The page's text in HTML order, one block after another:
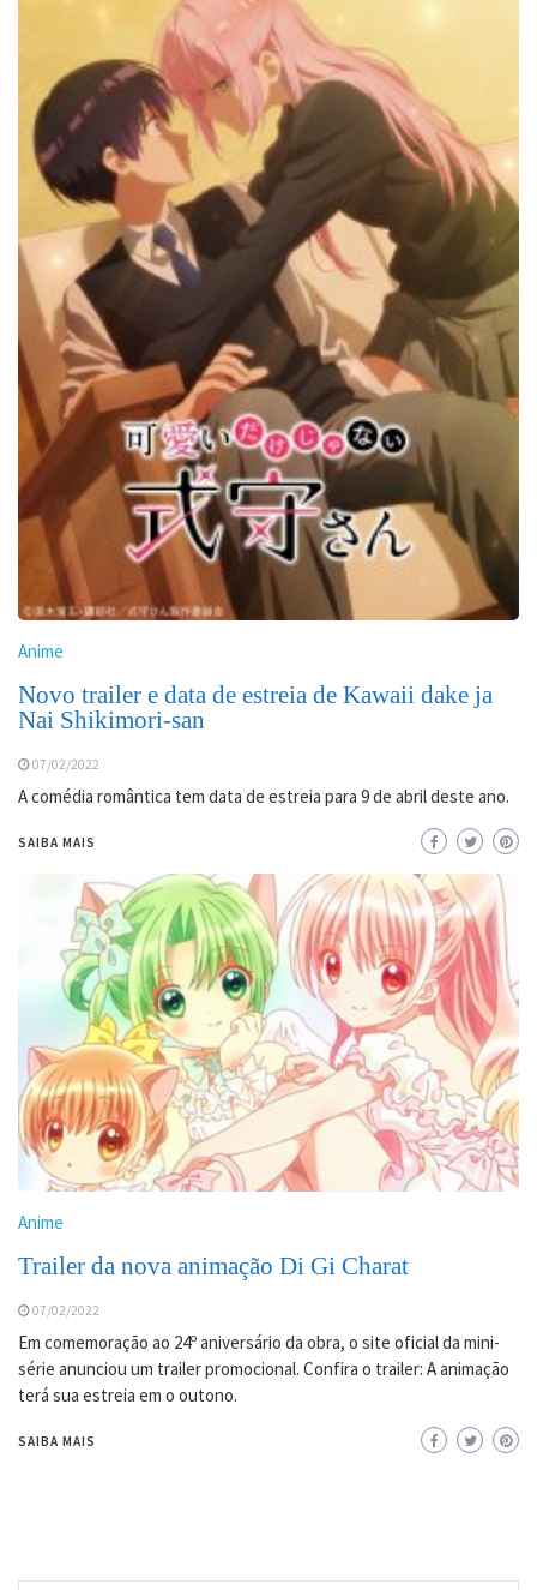
Anime
Novo trailer e data de estreia de Kawaii dake ja
Nai Shikimori-san
07/02/2022
A comédia romântica tem data de estreia para 9 de abril deste ano.
SAIBA MAIS
Anime
Trailer da nova animação Di Gi Charat
07/02/2022
Em comemoração ao 24º aniversário da obra, o site oficial da mini-
série anunciou um trailer promocional. Confira o trailer: A animação
terá sua estreia em o outono.
SAIBA MAIS